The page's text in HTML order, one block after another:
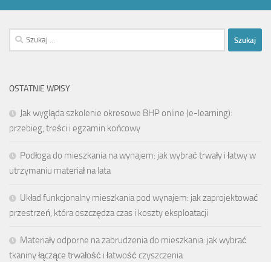
Szukaj:
OSTATNIE WPISY
Jak wygląda szkolenie okresowe BHP online (e-learning):
przebieg, treści i egzamin końcowy
Podłoga do mieszkania na wynajem: jak wybrać trwały i łatwy w
utrzymaniu materiał na lata
Układ funkcjonalny mieszkania pod wynajem: jak zaprojektować
przestrzeń, która oszczędza czas i koszty eksploatacji
Materiały odporne na zabrudzenia do mieszkania: jak wybrać
tkaniny łączące trwałość i łatwość czyszczenia